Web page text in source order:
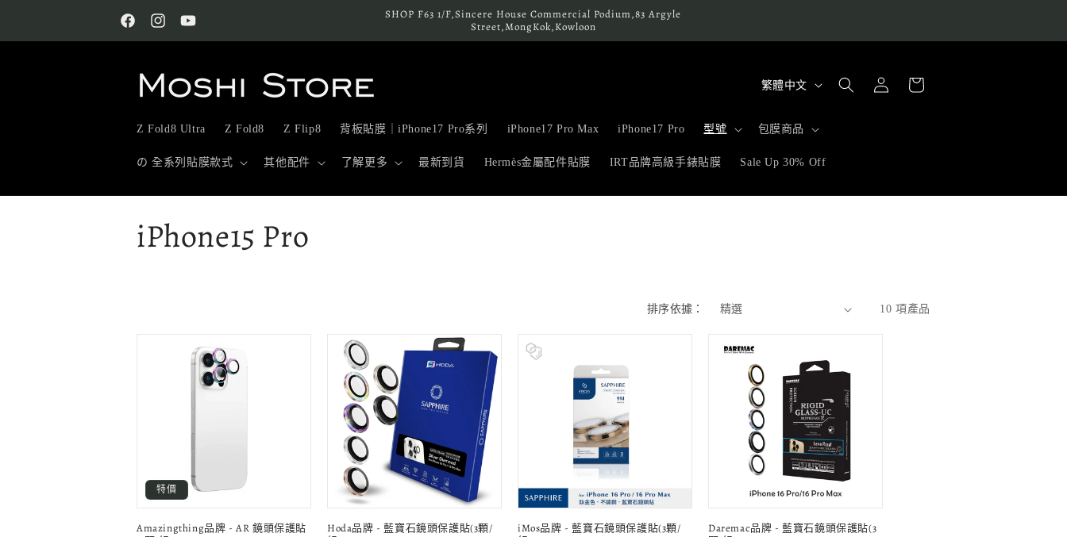
FacebookInstagramYouTube
SHOP F63 1/F,Sincere House Commercial Podium,83 Argyle
Street,MongKok,Kowloon
Z Fold8 Ultra Z Fold8 Z Flip8 背板貼膜｜iPhone17 Pro系列 iPhone17 Pro Max iPhone17 Pro 型號 包膜商品
の 全系列貼膜款式 其他配件 了解更多 最新到貨 Hermès金屬配件貼膜 IRT品牌高級手錶貼膜 Sale Up 30% Off
語
繁體中文
登
入
物
商
iPhone15 Pro
排序依據： 10 項產品
特價
Amazingthing品牌 - AR 鏡頭保護貼
Hoda品牌 - 藍寶石鏡頭保護貼(3顆/
iMos品牌 - 藍寶石鏡頭保護貼(3顆/
Daremac品牌 - 藍寶石鏡頭保護貼(3